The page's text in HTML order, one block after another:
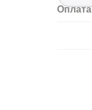
Оплата